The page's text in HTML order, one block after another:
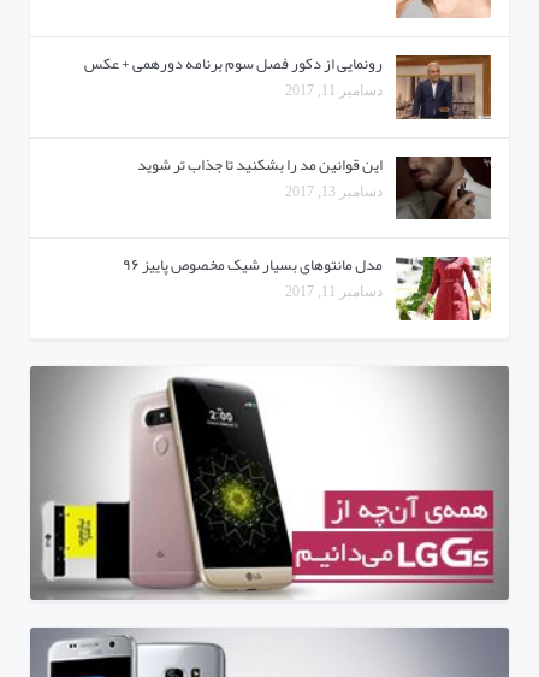
رونمایی از دکور فصل سوم برنامه دورهمی + عکس
دسامبر 11, 2017
این قوانین مد را بشکنید تا جذاب تر شوید
دسامبر 13, 2017
مدل مانتوهای بسیار شیک مخصوص پاییز ۹۶
دسامبر 11, 2017